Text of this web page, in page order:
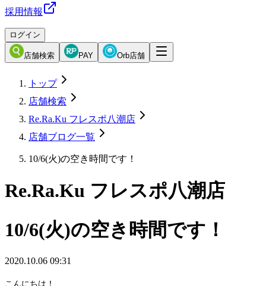
採用情報
ログイン
店舗検索 PAY Orb店舗
トップ
店舗検索
Re.Ra.Ku フレスポ八潮店
店舗ブログ一覧
10/6(火)の空き時間です！
Re.Ra.Ku フレスポ八潮店
10/6(火)の空き時間です！
2020.10.06 09:31
こんにちは！